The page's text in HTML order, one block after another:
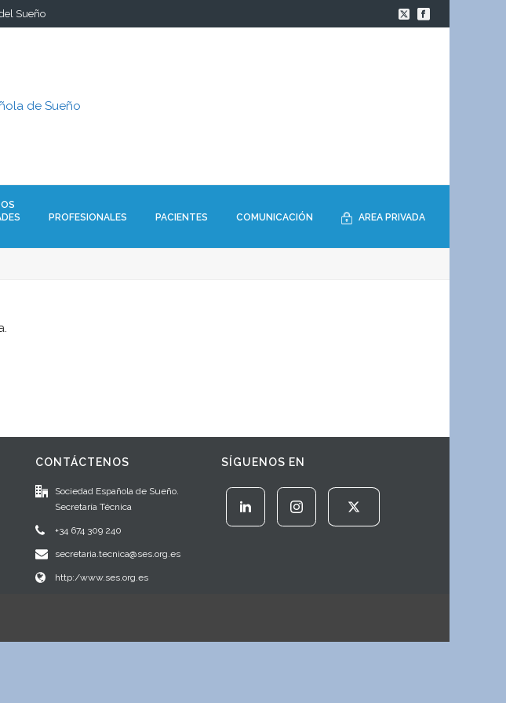
Sueño
PROFESIONALES PACIENTES COMUNICACIÓN AREA PRIVADA
CONTÁCTENOS
Sociedad Española de Sueño.
Secretaría Técnica
+34 674 309 240
secretaria.tecnica@ses.org.es
http:/www.ses.org.es
SÍGUENOS EN